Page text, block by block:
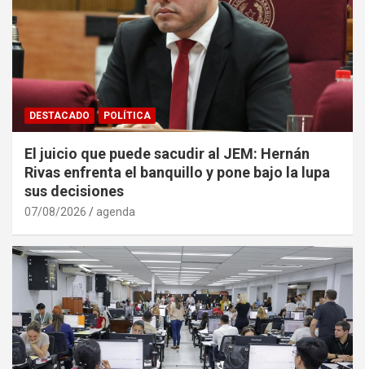
DESTACADO POLÍTICA
El juicio que puede sacudir al JEM: Hernán
Rivas enfrenta el banquillo y pone bajo la lupa
sus decisiones
07/08/2026 agenda